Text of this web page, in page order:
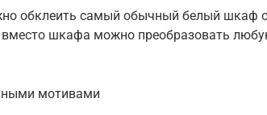
обклеить самый обычный белый шкаф
шкафа можно преобразовать
мотивами